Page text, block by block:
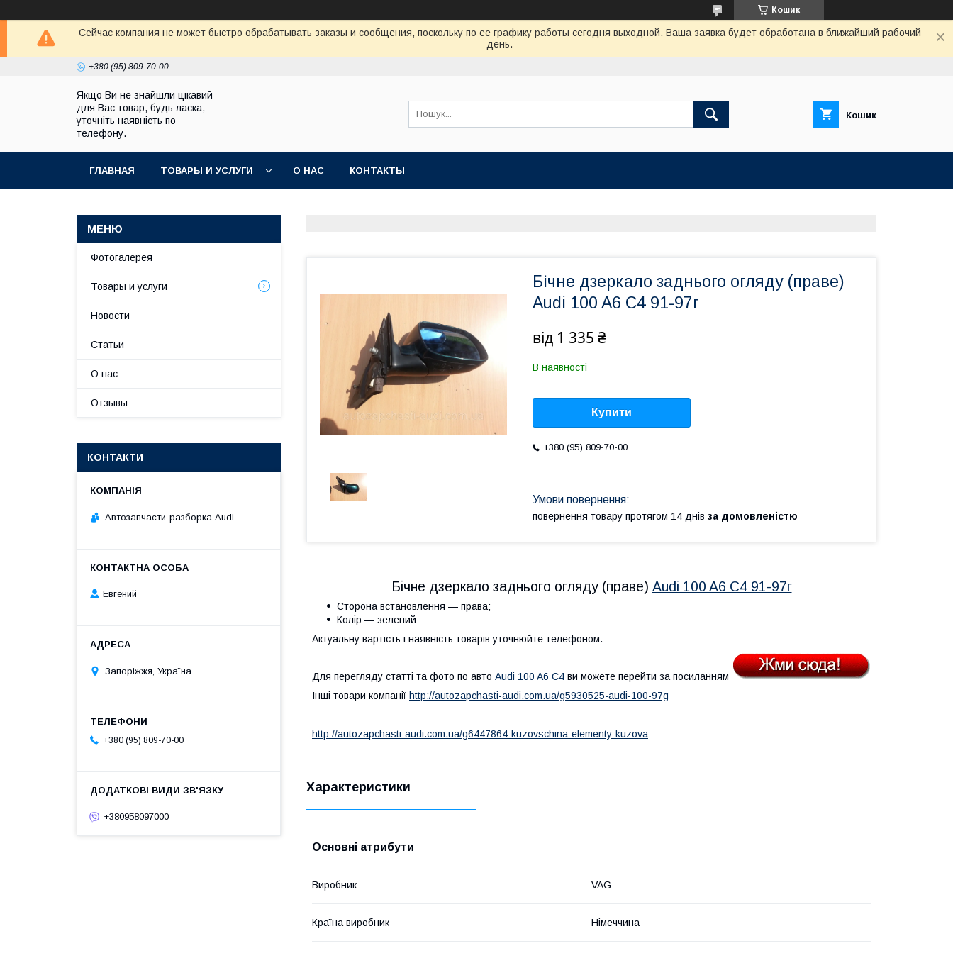
Кошик
Сейчас компания не может быстро обрабатывать заказы и сообщения, поскольку по ее графику работы сегодня выходной. Ваша заявка будет обработана в ближайший рабочий
день.
+380 (95) 809-70-00
Якщо Ви не знайшли цікавий
для Вас товар, будь ласка,
уточніть наявність по
телефону.
Кошик
ГЛАВНАЯ ТОВАРЫ И УСЛУГИ О НАС КОНТАКТЫ
Бічне дзеркало заднього огляду (праве)
Audi 100 A6 C4 91-97г
від 1 335 ₴
В наявності
Купити
+380 (95) 809-70-00
повернення товару протягом 14 днів за домовленістю
Бічне дзеркало заднього огляду (праве) Audi 100 A6 C4 91-97г
Сторона встановлення — права;
Колір — зелений
Актуальну вартість і наявність товарів уточнюйте телефоном.
Для перегляду статті та фото по авто Audi 100 A6 C4 ви можете перейти за посиланням
Інші товари компанії http://autozapchasti-audi.com.ua/g5930525-audi-100-97g
http://autozapchasti-audi.com.ua/g6447864-kuzovschina-elementy-kuzova
Характеристики
Основні атрибути
Виробник VAG
Країна виробник Німеччина
Фотогалерея
Товары и услуги
Новости
Статьи
О нас
Отзывы
КОНТАКТИ
Автозапчасти-разборка Audi
Евгений
Запоріжжя, Україна
+380 (95) 809-70-00
+380958097000